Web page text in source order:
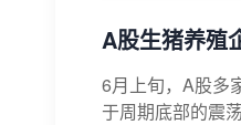
A股生猪养殖
6月上旬，A股多
于周期底部的震